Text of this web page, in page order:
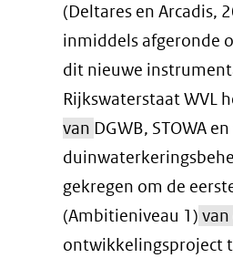
(Deltares en Arcadis,
inmiddels afgeronde
dit nieuwe
Rijkswaterstaat WVL
van DGWB, STOWA
gekregen om de
(Ambitieniveau 1) van
ontwikkelingsproject